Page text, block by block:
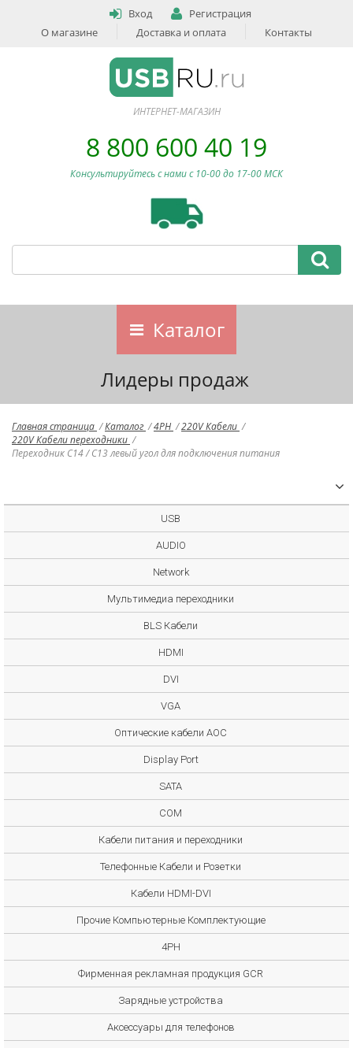
Вход
Регистрация
О магазине
Доставка и оплата Контакты
ИНТЕРНЕТ-МАГАЗИН
8 800 600 40 19
Консультируйтесь с нами c 10-00 до 17-00 МСК
Каталог
Лидеры продаж
Главная страница /Каталог /4PH /220V Кабели /
220V Кабели переходники /
Переходник С14 / С13 левый угол для подключения питания
USB
AUDIO
Network
Мультимедиа переходники
BLS Кабели
HDMI
DVI
VGA
Оптические кабели AOC
Display Port
SATA
COM
Кабели питания и переходники
Телефонные Кабели и Розетки
Кабели HDMI-DVI
Прочие Компьютерные Комплектующие
4PH
Фирменная рекламная продукция GCR
Зарядные устройства
Аксессуары для телефонов